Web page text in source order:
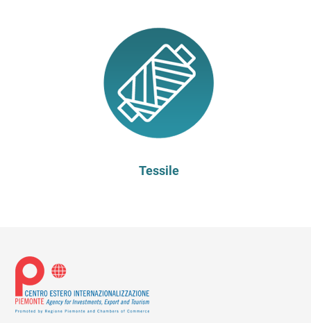
Tessile